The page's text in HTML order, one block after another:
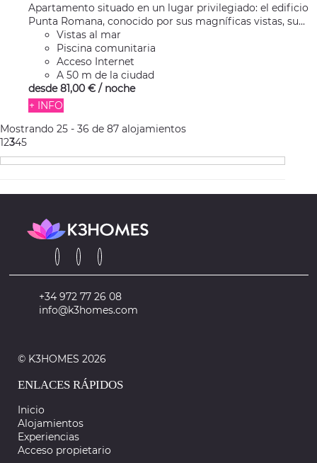
Apartamento situado en un lugar privilegiado: el edificio
Punta Romana, conocido por sus magníficas vistas, su...
Vistas al mar
Piscina comunitaria
Acceso Internet
A 50 m de la ciudad
desde 81,00 € / noche
+ INFO
Mostrando 25 - 36 de 87 alojamientos
12345
+34 972 77 26 08
info@k3homes.com
© K3HOMES 2026
ENLACES RÁPIDOS
Inicio
Alojamientos
Experiencias
Acceso propietario